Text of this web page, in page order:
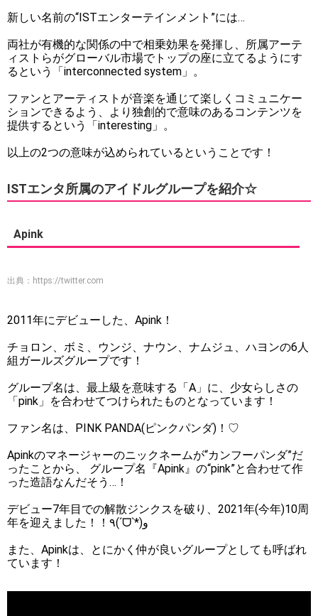
新しい名前の“ISTエンターテインメント”には…
両社が有機的な関係の中で相乗効果を発揮し、所属アーテ
ィストらがグローバル市場でトップの座に立てるようにす
るという「interconnected system」。
ファンとアーティストが音楽を通じて楽しくコミュニケー
ションできるよう、より独創的で意味のあるコンテンツを
提供するという「interesting」。
以上の2つの意味が込められているということです！
ISTエンタ所属のアイドルグループを紹介☆
Apink
出典： https://twitter.com
2011年にデビューした、Apink！
チョロン、ボミ、ウンジ、ナウン、ナムジュ、ハヨンの6人
組ガールズグループです！
グループ名は、最上級を意味する「A」に、少女らしさの
「pink」を合わせてつけられたものとなっています！
ファン名は、PINK PANDA(ピンクパンダ)！♡
Apinkのマネージャーのニックネームが“カンフーパンダ”だ
ったことから、 グループ名『Apink』の“pink”と合わせて作
った造語なんだそう…！
デビュー7年目での解散ジンクスを破り、2021年(今年)10周
年を迎えました！！٩(ˊᗜˋ*)و
また、Apinkは、とにかく仲が良いグループとしても呼ばれ
ています！